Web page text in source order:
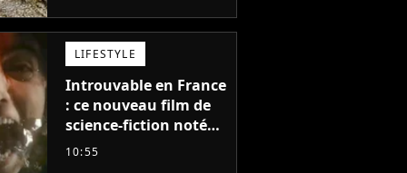
LIFESTYLE
Introuvable en France
: ce nouveau film de
science-fiction noté
55% est décrit comme
10:55